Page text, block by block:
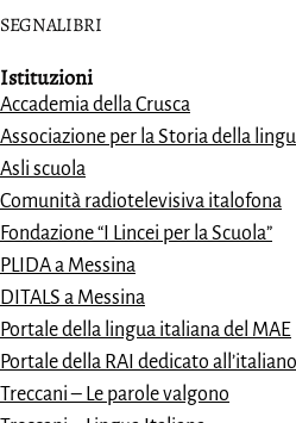
SEGNALIBRI
Istituzioni
Accademia della Crusca
Associazione per la Storia della
Asli scuola
Comunità radiotelevisiva italofona
Fondazione “I Lincei per la Scuola”
PLIDA a Messina
DITALS a Messina
Portale della lingua italiana del MAE
Portale della RAI dedicato all’italiano
Treccani – Le parole valgono